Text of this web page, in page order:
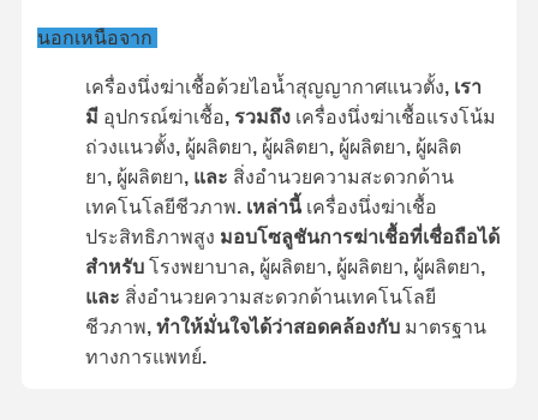
นอกเหนือจาก
เครื่องนึ่งฆ่าเชื้อด้วยไอน้ำสุญญากาศแนวตั้ง, เรา
มี อุปกรณ์ฆ่าเชื้อ, รวมถึง เครื่องนึ่งฆ่าเชื้อแรงโน้ม
ถ่วงแนวตั้ง, ผู้ผลิตยา, ผู้ผลิตยา, ผู้ผลิตยา, ผู้ผลิต
ยา, ผู้ผลิตยา, และ สิ่งอำนวยความสะดวกด้าน
เทคโนโลยีชีวภาพ. เหล่านี้ เครื่องนึ่งฆ่าเชื้อ
ประสิทธิภาพสูง มอบโซลูชันการฆ่าเชื้อที่เชื่อถือได้
สำหรับ โรงพยาบาล, ผู้ผลิตยา, ผู้ผลิตยา, ผู้ผลิตยา,
และ สิ่งอำนวยความสะดวกด้านเทคโนโลยี
ชีวภาพ, ทำให้มั่นใจได้ว่าสอดคล้องกับ มาตรฐาน
ทางการแพทย์.